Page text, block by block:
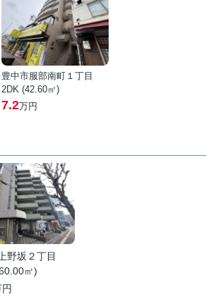
豊中市服部南町１丁目
2DK (42.60㎡)
7.2万円
野坂２丁目
㎡)